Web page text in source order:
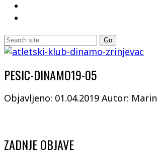
PESIC-DINAMO19-05
Objavljeno: 01.04.2019 Autor: Marin
ZADNJE OBJAVE